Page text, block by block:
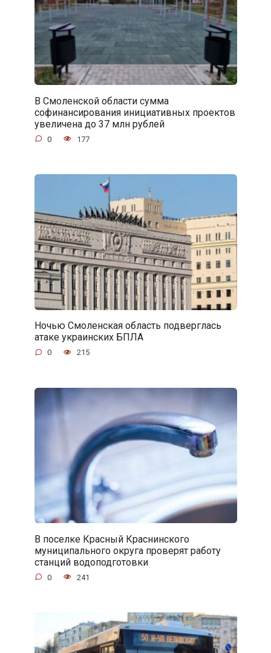
В Смоленской области сумма
софинансирования инициативных проектов
увеличена до 37 млн рублей
0 177
Ночью Смоленская область подверглась
атаке украинских БПЛА
0 215
В поселке Красный Краснинского
муниципального округа проверят работу
станций водоподготовки
0 241